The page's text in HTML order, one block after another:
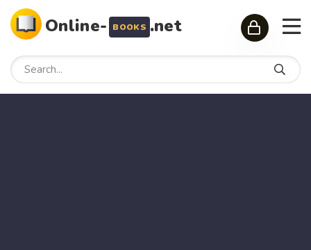
Online- BOOKS .net